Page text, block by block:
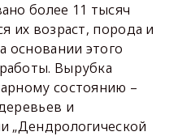
более 11 тысяч
их возраст, порода и
основании этого
Вырубка
состоянию –
и
„Дендрологической